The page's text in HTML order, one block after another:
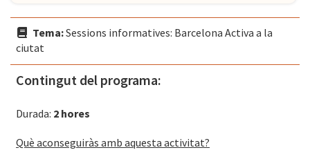
Tema:Sessions informatives: Barcelona Activa a la
ciutat
Contingut del programa:
Durada: 2 hores
Què aconseguiràs amb aquesta activitat?